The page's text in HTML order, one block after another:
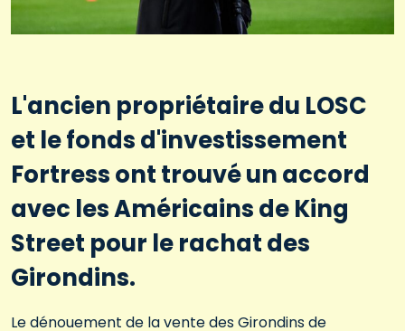
L'ancien propriétaire du LOSC
et le fonds d'investissement
Fortress ont trouvé un accord
avec les Américains de King
Street pour le rachat des
Girondins.
Le dénouement de la vente des Girondins de